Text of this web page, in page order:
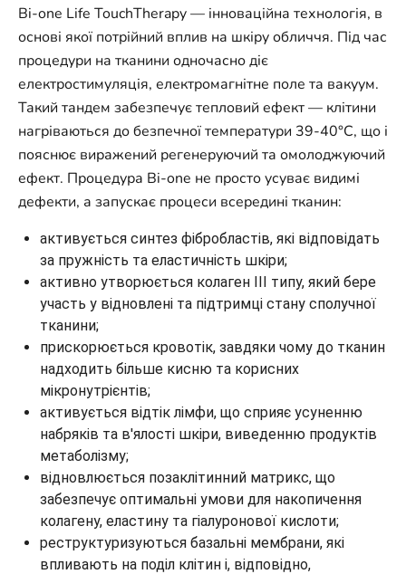
Bi-one Life TouchTherapy — інноваційна технологія, в
основі якої потрійний вплив на шкіру обличчя. Під час
процедури на тканини одночасно діє
електростимуляція, електромагнітне поле та вакуум.
Такий тандем забезпечує тепловий ефект — клітини
нагріваються до безпечної температури 39-40°C, що і
пояснює виражений регенеруючий та омолоджуючий
ефект. Процедура Bi-one не просто усуває видимі
дефекти, а запускає процеси всередині тканин:
активується синтез фібробластів, які відповідать
за пружність та еластичність шкіри;
активно утворюється колаген III типу, який бере
участь у відновлені та підтримці стану сполучної
тканини;
прискорюється кровотік, завдяки чому до тканин
надходить більше кисню та корисних
мікронутрієнтів;
активується відтік лімфи, що сприяє усуненню
набряків та в'ялості шкіри, виведенню продуктів
метаболізму;
відновлюється позаклітинний матрикс, що
забезпечує оптимальні умови для накопичення
колагену, еластину та гіалуронової кислоти;
реструктуризуються базальні мембрани, які
впливають на поділ клітин і, відповідно,